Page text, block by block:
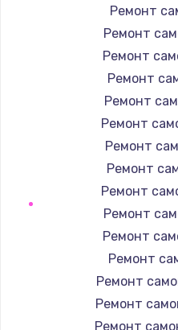
Ремонт
Ремонт
Ремонт
Ремонт
Ремонт
Ремонт
Ремонт
Ремонт
Ремонт
Ремонт
Ремонт
Ремонт
Ремонт
Ремонт
Ремонт